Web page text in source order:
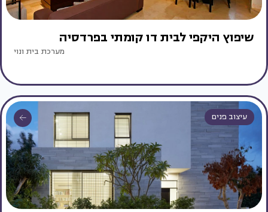
שיפוץ היקפי לבית דו קומתי בפרדסיה
מערכת בית ונוי
עיצוב פנים